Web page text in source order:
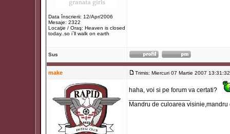
Data înscrierii: 12/Apr/2006
Mesaje: 2322
Locaţie / Oraş: Heaven is closed
today..so i`ll walk on earth
Sus
make Trimis: Miercuri 07 Martie 2007 13:31:32
haha, voi si pe forum va certati?
Mandru de culoarea visinie,mandru